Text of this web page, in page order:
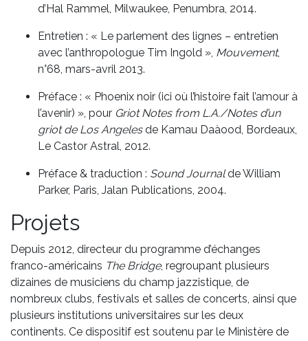
d’Hal Rammel, Milwaukee, Penumbra, 2014.
Entretien : « Le parlement des lignes – entretien
avec l’anthropologue Tim Ingold », Mouvement,
n°68, mars-avril 2013.
Préface : « Phoenix noir (ici où l’histoire fait l’amour à
l’avenir) », pour Griot Notes from L.A./Notes d’un
griot de Los Angelesde Kamau Daàood, Bordeaux,
Le Castor Astral, 2012.
Préface & traduction : Sound Journalde William
Parker, Paris, Jalan Publications, 2004.
Projets
Depuis 2012, directeur du programme d’échanges
franco-américains The Bridge, regroupant plusieurs
dizaines de musiciens du champ jazzistique, de
nombreux clubs, festivals et salles de concerts, ainsi que
plusieurs institutions universitaires sur les deux
continents. Ce dispositif est soutenu par le Ministère de